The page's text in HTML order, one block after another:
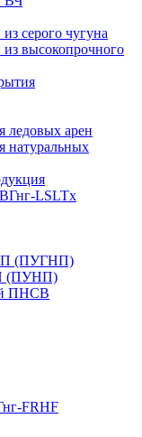
серого чугуна
высокопрочного
ледовых арен
натуральных
LSLTx
(ПУГНП)
(ПУНП)
ПНСВ
FRHF